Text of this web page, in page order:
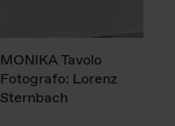
MONIKA Tavolo
Fotografo: Lorenz
Sternbach